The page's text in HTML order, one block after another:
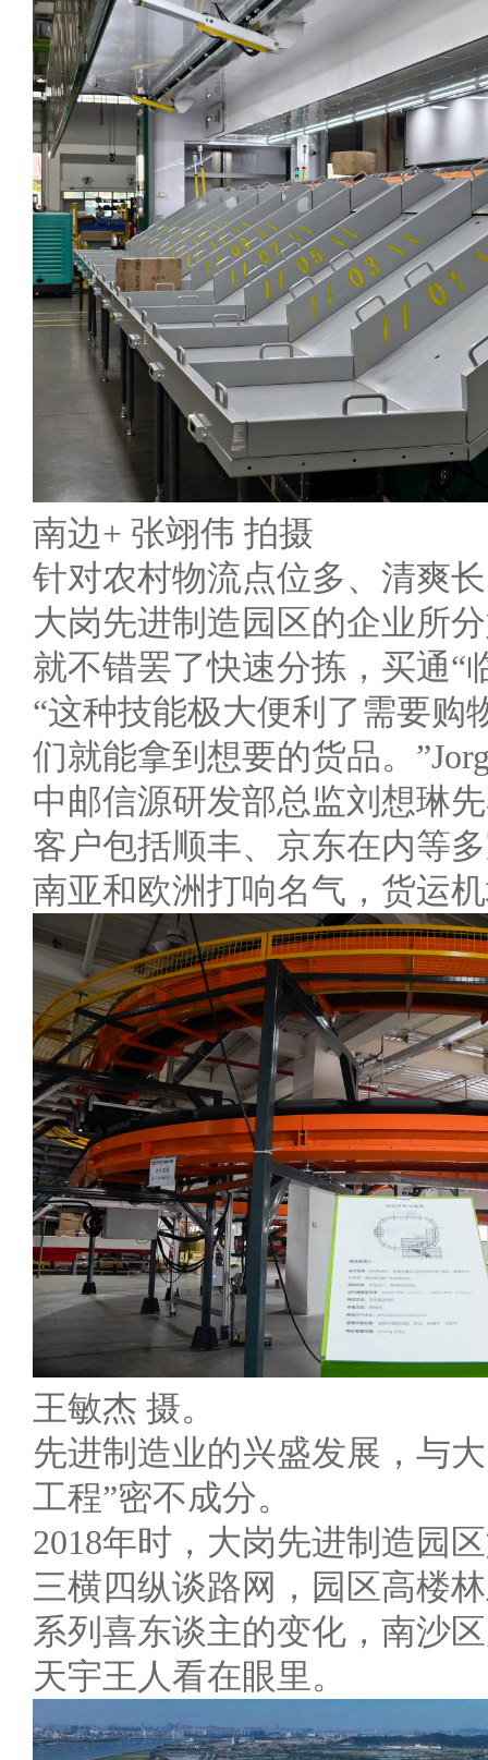
南边+ 张翊伟 拍摄
针对农村物流点位多、清爽
大岗先进制造园区的企业所
就不错罢了快速分拣，买通“
“这种技能极大便利了需要购
们就能拿到想要的货品。
中邮信源研发部总监刘想琳
客户包括顺丰、京东在内等
南亚和欧洲打响名气，货运
王敏杰 摄。
先进制造业的兴盛发展，与
工程”密不成分。
2018年时，大岗先进制造园
三横四纵谈路网，园区高楼
系列喜东谈主的变化，南沙
天宇王人看在眼里。